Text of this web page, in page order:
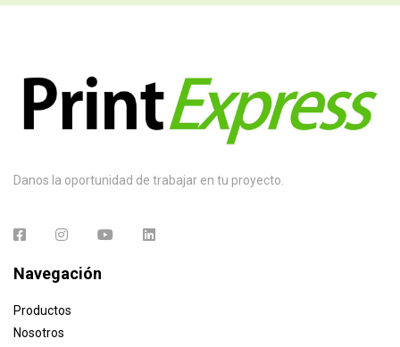
Danos la oportunidad de trabajar en tu proyecto.
Navegación
Productos
Nosotros